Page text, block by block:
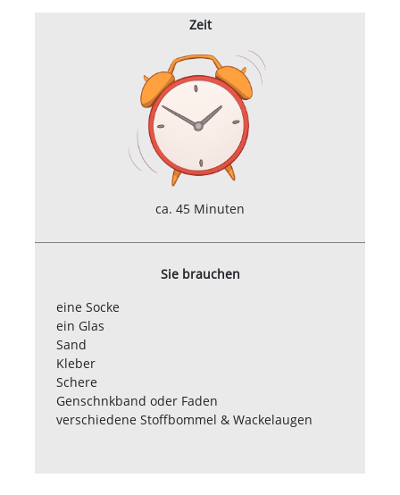
Zeit
ca. 45 Minuten
Sie brauchen
eine Socke
ein Glas
Sand
Kleber
Schere
Genschnkband oder Faden
verschiedene Stoffbommel & Wackelaugen